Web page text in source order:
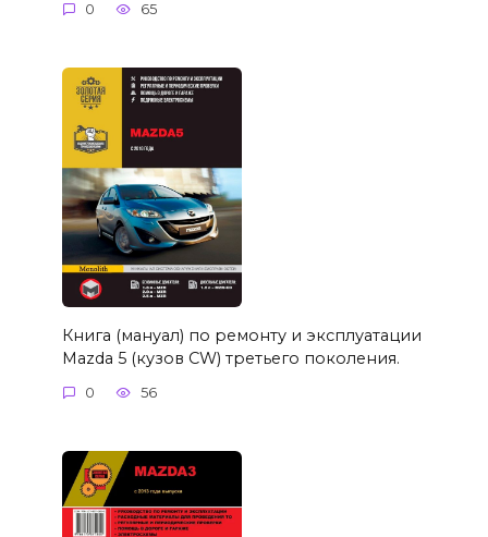
0 65
Книга (мануал) по ремонту и эксплуатации
Mazda 5 (кузов CW) третьего поколения.
0 56